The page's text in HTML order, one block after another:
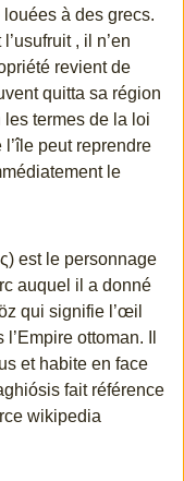
à des grecs.
, il n’en
revient de
quitta sa région
les termes de la loi
peut reprendre
le
est le personnage
auquel il a donné
qui signifie l’œil
ottoman. Il
et habite en face
fait référence
wikipedia